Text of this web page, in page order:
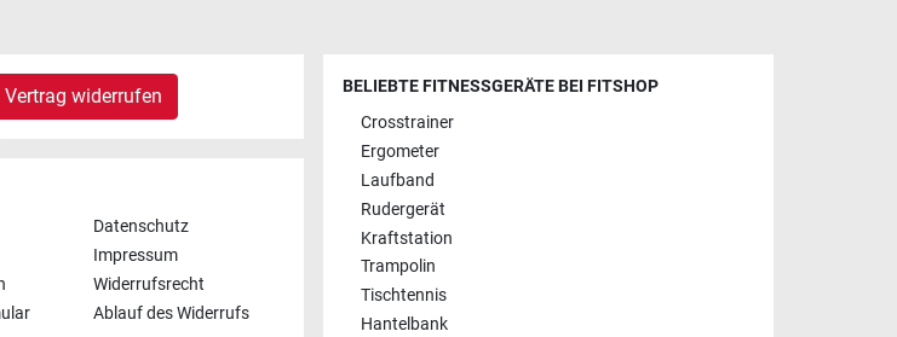
Vertrag widerrufen
Datenschutz
Impressum
Widerrufsrecht
Ablauf des Widerrufs
BELIEBTE FITNESSGERÄTE BEI FITSHOP
Crosstrainer
Ergometer
Laufband
Rudergerät
Kraftstation
Trampolin
Tischtennis
Hantelbank